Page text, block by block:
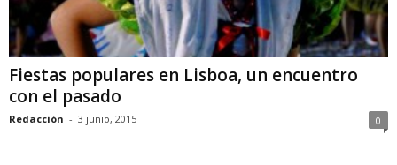
Fiestas populares en Lisboa, un encuentro
con el pasado
Redacción - 3 junio, 2015 0